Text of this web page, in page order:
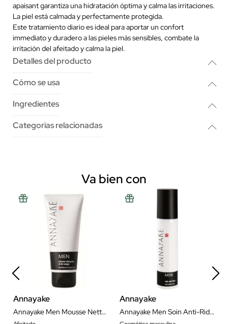
apaisant garantiza una hidratación óptima y calma las irritaciones.
La piel está calmada y perfectamente protegida.
Este tratamiento diario es ideal para aportar un confort
immediato y duradero a las pieles más sensibles, combate la
irritación del afeitado y calma la piel.
Detalles del producto
Cómo se usa
Ingredientes
Categorias relacionadas
Va bien con
Annayake
Annayake Men Mousse Nettoyante 100 ml
Annayake
Annayake Men Soin Anti-Rides 50 ml